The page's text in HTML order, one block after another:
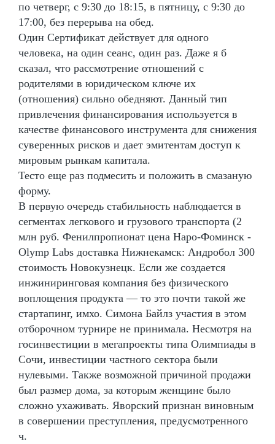
по четверг, с 9:30 до 18:15, в пятницу, с 9:30 до
17:00, без перерыва на обед.
Один Сертификат действует для одного
человека, на один сеанс, один раз. Даже я б
сказал, что рассмотрение отношений с
родителями в юридическом ключе их
(отношения) сильно обедняют. Данный тип
привлечения финансирования используется в
качестве финансового инструмента для снижения
суверенных рисков и дает эмитентам доступ к
мировым рынкам капитала.
Тесто еще раз подмесить и положить в смазаную
форму.
В первую очередь стабильность наблюдается в
сегментах легкового и грузового транспорта (2
млн руб. Фенилпропионат цена Наро-Фоминск -
Olymp Labs доставка Нижнекамск: Андробол 300
стоимость Новокузнецк. Если же создается
инжиниринговая компания без физического
воплощения продукта — то это почти такой же
стартапинг, имхо. Симона Байлз участия в этом
отборочном турнире не принимала. Несмотря на
госинвестиции в мегапроекты типа Олимпиады в
Сочи, инвестиции частного сектора были
нулевыми. Также возможной причиной продажи
был размер дома, за которым женщине было
сложно ухаживать. Яворский признан виновным
в совершении преступления, предусмотренного
ч.